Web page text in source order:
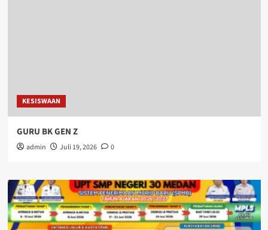
KESISWAAN
GURU BK GEN Z
admin Juli 19, 2026 0